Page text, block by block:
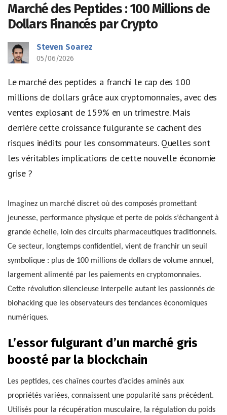
Marché des Peptides : 100 Millions de
Dollars Financés par Crypto
Steven Soarez
05/06/2026
Le marché des peptides a franchi le cap des 100
millions de dollars grâce aux cryptomonnaies, avec des
ventes explosant de 159% en un trimestre. Mais
derrière cette croissance fulgurante se cachent des
risques inédits pour les consommateurs. Quelles sont
les véritables implications de cette nouvelle économie
grise ?
Imaginez un marché discret où des composés promettant
jeunesse, performance physique et perte de poids s’échangent à
grande échelle, loin des circuits pharmaceutiques traditionnels.
Ce secteur, longtemps confidentiel, vient de franchir un seuil
symbolique : plus de 100 millions de dollars de volume annuel,
largement alimenté par les paiements en cryptomonnaies.
Cette révolution silencieuse interpelle autant les passionnés de
biohacking que les observateurs des tendances économiques
numériques.
L’essor fulgurant d’un marché gris
boosté par la blockchain
Les peptides, ces chaînes courtes d’acides aminés aux
propriétés variées, connaissent une popularité sans précédent.
Utilisés pour la récupération musculaire, la régulation du poids